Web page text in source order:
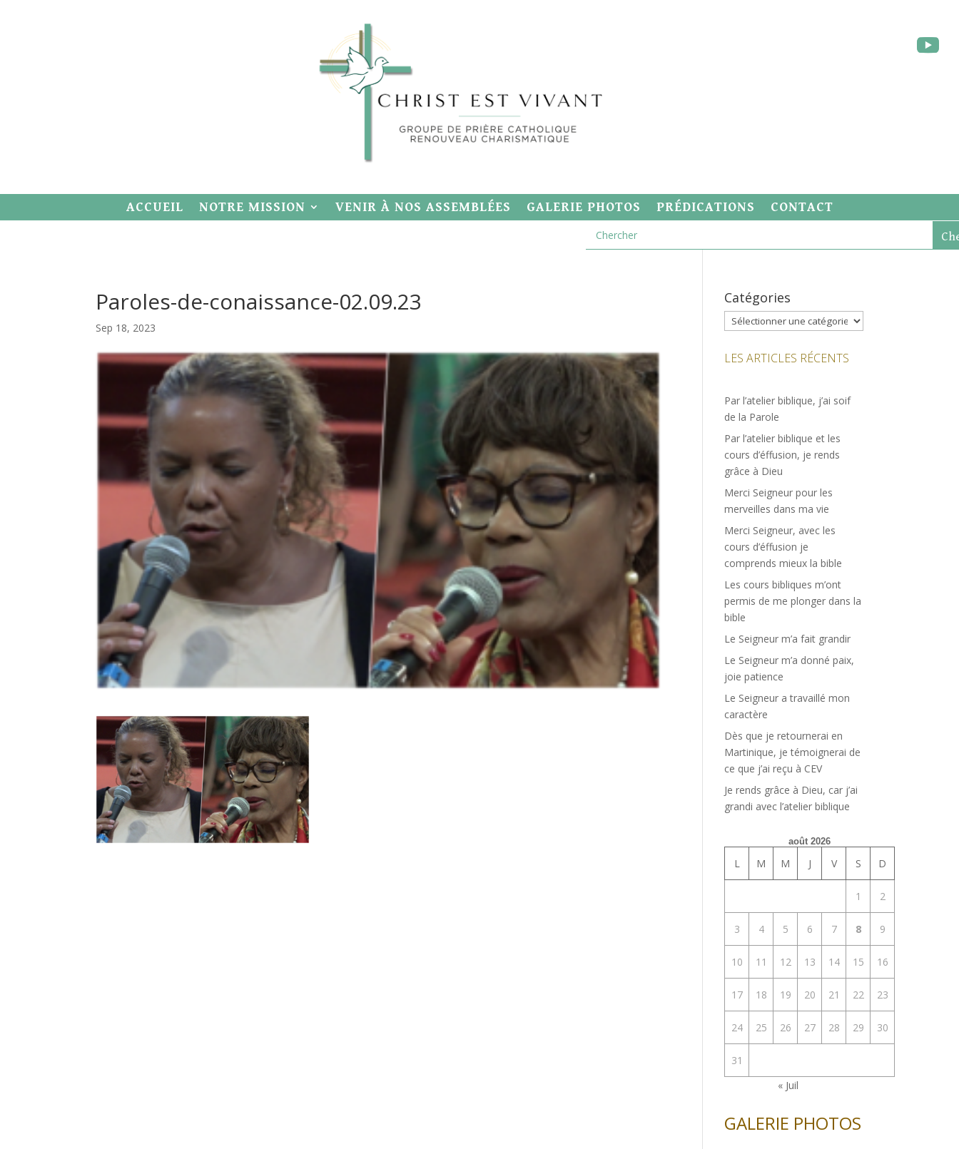
ACCUEIL NOTRE MISSION VENIR À NOS ASSEMBLÉES GALERIE PHOTOS PRÉDICATIONS CONTACT
Paroles-de-conaissance-02.09.23
Sep 18, 2023
Catégories
Catégories
LES ARTICLES RÉCENTS
Par l’atelier biblique, j’ai soif
de la Parole
Par l’atelier biblique et les
cours d’éffusion, je rends
grâce à Dieu
Merci Seigneur pour les
merveilles dans ma vie
Merci Seigneur, avec les
cours d’éffusion je
comprends mieux la bible
Les cours bibliques m’ont
permis de me plonger dans la
bible
Le Seigneur m’a fait grandir
Le Seigneur m’a donné paix,
joie patience
Le Seigneur a travaillé mon
caractère
Dès que je retournerai en
Martinique, je témoignerai de
ce que j’ai reçu à CEV
Je rends grâce à Dieu, car j’ai
grandi avec l’atelier biblique
août 2026
L M M J V S D
1 2
3 4 5 6 7 8 9
10 11 12 13 14 15 16
17 18 19 20 21 22 23
24 25 26 27 28 29 30
31
« Juil
GALERIE PHOTOS